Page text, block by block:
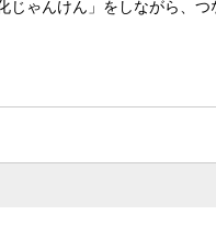
ゃんけん」をしながら、